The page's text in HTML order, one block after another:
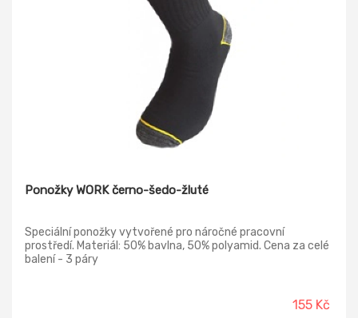
Ponožky WORK černo-šedo-žluté
Speciální ponožky vytvořené pro náročné pracovní
prostředí. Materiál: 50% bavlna, 50% polyamid. Cena za celé
balení - 3 páry
155 Kč